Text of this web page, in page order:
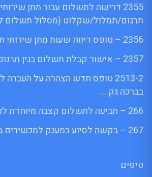
2355 דרישה לתשלום עבור מתן שירותי
תרגום/תמלול/שקלוט (מסלול תשלום
2356 – טופס דיווח שעות מתן שירותי תרגום/תמלול
2357 – אישור קבלת תשלום בגין תרגום/תמלול
2513-2 טופס חדש הצהרה על
בברכה גק …
266 – תביעה לתשלום קצבה מיוחדת לנפגע בעבודה
267 – בקשה לסיוע במענק למכשירים בתכנית השיקום
טיפים